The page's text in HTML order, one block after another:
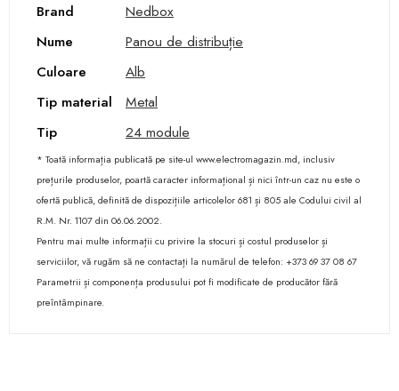
Brand
Nedbox
Nume
Panou de distribuție
Culoare
Alb
Tip material
Metal
Tip
24 module
* Toată informația publicată pe site-ul www.electromagazin.md, inclusiv
prețurile produselor, poartă caracter informațional și nici într-un caz nu este o
ofertă publică, definită de dispozițiile articolelor 681 și 805 ale Codului civil al
R.M. Nr. 1107 din 06.06.2002.
Pentru mai multe informații cu privire la stocuri și costul produselor și
serviciilor, vă rugăm să ne contactați la numărul de telefon: +373 69 37 08 67
Parametrii și componența produsului pot fi modificate de producător fără
preîntâmpinare.